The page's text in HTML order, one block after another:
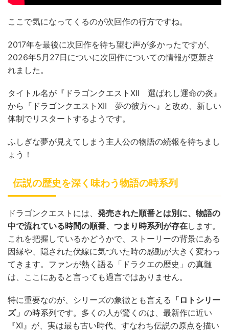
ここで気になってくるのが次回作の行方ですね。
2017年を最後に次回作を待ち望む声が多かったですが、
2026年5月27日についに次回作についての情報が更新さ
れました。
タイトル名が『ドラゴンクエストXII 選ばれし運命の炎』
から『ドラゴンクエストXII 夢の彼方へ』と改め、新しい
体制でリスタートするようです。
ふしぎな夢が見えてしまう主人公の物語の続報を待ちまし
ょう！
伝説の歴史を深く味わう物語の時系列
ドラゴンクエストには、 発売された順番とは別に、物語の
中で流れている時間の順番、つまり時系列が存在します。
これを把握しているかどうかで、ストーリーの背景にある
因縁や、隠された伏線に気づいた時の感動が大きく変わっ
てきます。ファンが熱く語る「ドラクエの歴史」の真髄
は、ここにあると言っても過言ではありません。
特に重要なのが、シリーズの象徴とも言える 「ロトシリー
ズ」 の時系列です。多くの人が驚くのは、最新作に近い
『XI』が、実は最も古い時代、すなわち伝説の原点を描い